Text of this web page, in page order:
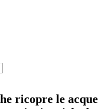
ricopre le acque